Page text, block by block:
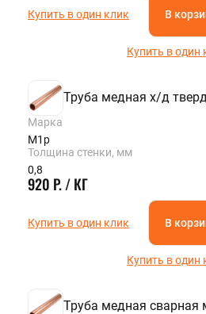
Купить в один клик В
Купить в один
Труба медная х/д
Марка
М1р
Толщина стенки, мм
0,8
920 Р. / КГ
Купить в один клик В
Купить в один
Труба медная сварная